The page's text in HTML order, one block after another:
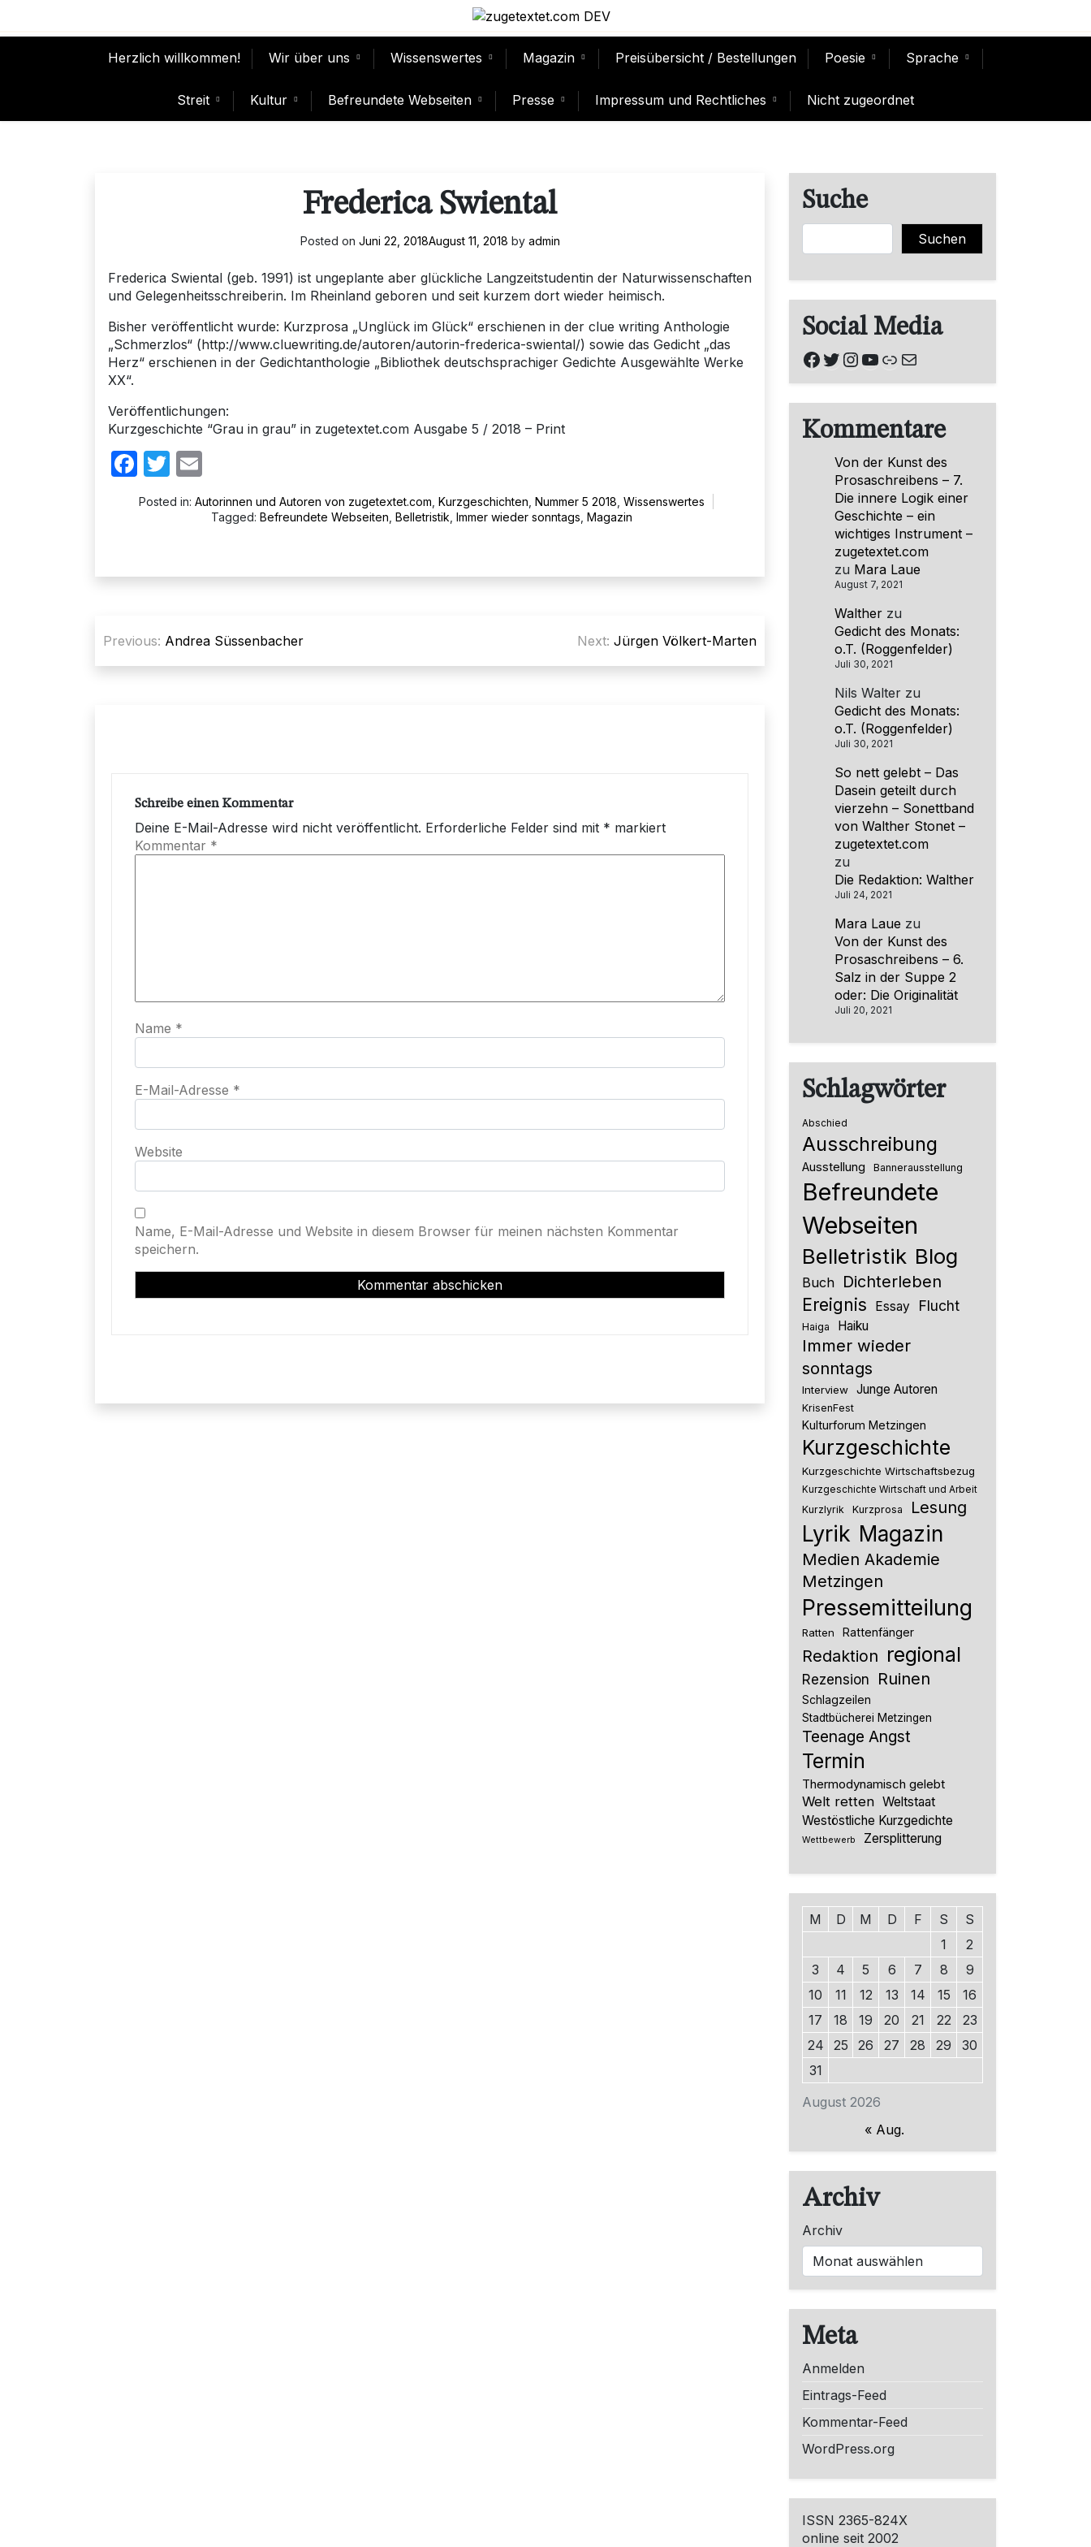
Herzlich willkommen! Wir über uns Wissenswertes Magazin Preisübersicht / Bestellungen Poesie Sprache
Streit Kultur Befreundete Webseiten Presse Impressum und Rechtliches Nicht zugeordnet
Frederica Swiental
Posted on Juni 22, 2018August 11, 2018 by admin
Frederica Swiental (geb. 1991) ist ungeplante aber glückliche Langzeitstudentin der Naturwissenschaften
und Gelegenheitsschreiberin. Im Rheinland geboren und seit kurzem dort wieder heimisch.
Bisher veröffentlicht wurde: Kurzprosa „Unglück im Glück“ erschienen in der clue writing Anthologie
„Schmerzlos“ (http://www.cluewriting.de/autoren/autorin-frederica-swiental/) sowie das Gedicht „das
Herz“ erschienen in der Gedichtanthologie „Bibliothek deutschsprachiger Gedichte Ausgewählte Werke
XX“.
Veröffentlichungen:
Kurzgeschichte “Grau in grau” in zugetextet.com Ausgabe 5 / 2018 – Print
Facebook
Twitter
Posted in: Autorinnen und Autoren von zugetextet.com Kurzgeschichten Nummer 5 2018 Wissenswertes
Tagged: Befreundete Webseiten Belletristik Immer wieder sonntags Magazin
Beitragsnavigation
Previous: Andrea Süssenbacher Next: Jürgen Völkert-Marten
Schreibe einen Kommentar
Deine E-Mail-Adresse wird nicht veröffentlicht. Erforderliche Felder sind mit * markiert
Kommentar *
Name *
E-Mail-Adresse *
Website
Name, E-Mail-Adresse und Website in diesem Browser für meinen nächsten Kommentar
speichern.
Suche
Suchen Suchen
Social Media
Facebook
Twitter
Instagram
YouTube
Link
E-Mail
Kommentare
Von der Kunst des
Prosaschreibens – 7.
Die innere Logik einer
Geschichte – ein
wichtiges Instrument –
zugetextet.com
zu Mara Laue
August 7, 2021
Walther zu
Gedicht des Monats:
o.T. (Roggenfelder)
Juli 30, 2021
Nils Walter zu
Gedicht des Monats:
o.T. (Roggenfelder)
Juli 30, 2021
So nett gelebt – Das
Dasein geteilt durch
vierzehn – Sonettband
von Walther Stonet –
zugetextet.com
zu
Die Redaktion: Walther
Juli 24, 2021
Mara Laue zu
Von der Kunst des
Prosaschreibens – 6.
Salz in der Suppe 2
oder: Die Originalität
Juli 20, 2021
Schlagwörter
Abschied
Ausschreibung
Ausstellung Bannerausstellung
Befreundete
Webseiten
Belletristik Blog
Buch Dichterleben
Ereignis Essay Flucht
Haiga Haiku
Immer wieder
sonntags
Interview Junge Autoren
KrisenFest
Kulturforum Metzingen
Kurzgeschichte
Kurzgeschichte Wirtschaftsbezug
Kurzgeschichte Wirtschaft und Arbeit
Kurzlyrik Kurzprosa Lesung
Lyrik Magazin
Medien Akademie
Metzingen
Pressemitteilung
Ratten Rattenfänger
Redaktion regional
Rezension Ruinen
Schlagzeilen
Stadtbücherei Metzingen
Teenage Angst
Termin
Thermodynamisch gelebt
Welt retten Weltstaat
Westöstliche Kurzgedichte
Wettbewerb Zersplitterung
August 2026
M D M D F S
S
1
2
3
4 5 6 7 8
9
10
11 12 13 14 15
16
17
18 19 20 21 22
23
24
25 26 27 28 29
30
31
« Aug.
Archiv
Archiv
Meta
Anmelden
Eintrags-Feed
Kommentar-Feed
WordPress.org
ISSN 2365-824X
online seit 2002